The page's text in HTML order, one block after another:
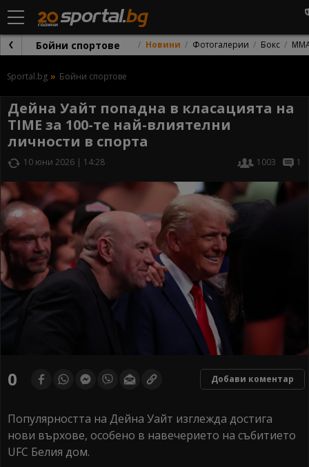
Бойни спортове Новини Фотогалерии Бокс
Sportal.bg Бойни спортове
Дейна Уайт попадна в класацията на
TIME за 100-те най-влиятелни
личности в спорта
10 юни 2026 | 14:28 1003 1
0 Добави коментар
Популярността на Дейна Уайт изглежда достига
нови върхове, особено в навечерието на събитието
UFC Белия дом.